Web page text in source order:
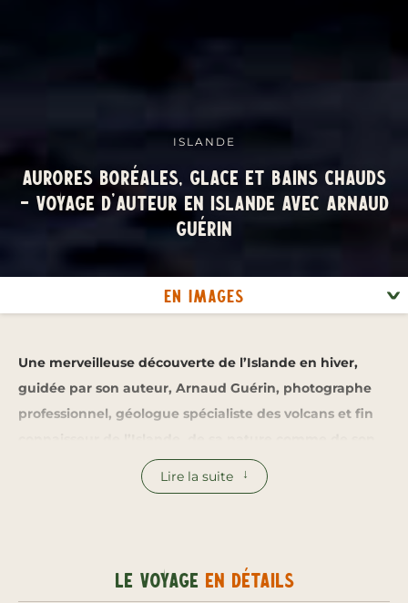
ISLANDE
Aurores boréales, glace et bains chauds
– Voyage d’auteur en Islande avec Arnaud
Guérin
En images
Une merveilleuse découverte de l’Islande en hiver,
guidée par son auteur, Arnaud Guérin, photographe
professionnel, géologue spécialiste des volcans et fin
histoire. Un voyage hors du temps, au cœur de la plus
belle saison de l’île : l’hiver.
mythique route circulaire n°1 sur près de 1 370
kilomètres. Volcans enneigés, glaciers monumentaux,
Lire la suite
Le voyage en détails